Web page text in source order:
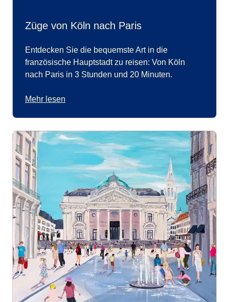
Züge von Köln nach Paris
Entdecken Sie die bequemste Art in die
französische Hauptstadt zu reisen: Von Köln
nach Paris in 3 Stunden und 20 Minuten.
Mehr lesen